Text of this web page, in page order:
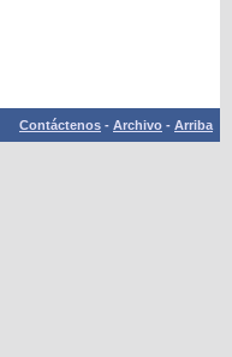
Contáctenos - Archivo - Arriba